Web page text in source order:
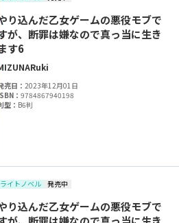
り込んだ乙女ゲームの悪役モブで
が、断罪は嫌なので真っ当に生き
す6
Ruki
売日：2023年12月01日
：9784867940198
型： B6判
ライトノベル 発売中
り込んだ乙女ゲームの悪役モブで